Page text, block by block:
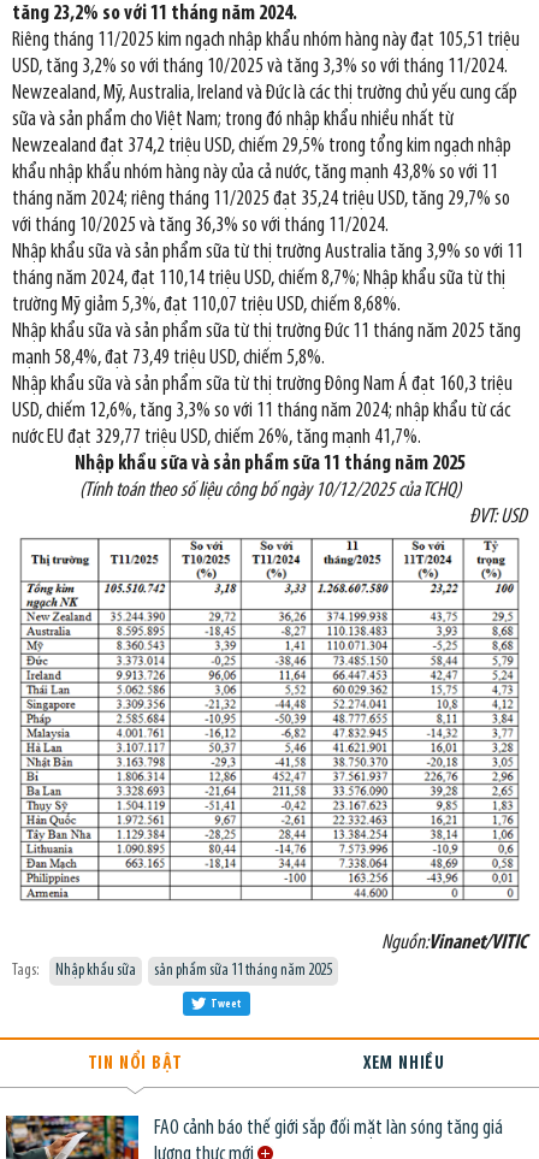
tăng 23,2% so với 11 tháng năm 2024.
Riêng tháng 11/2025 kim ngạch nhập khẩu nhóm hàng này đạt 105,51 triệu
USD, tăng 3,2% so với tháng 10/2025 và tăng 3,3% so với tháng 11/2024.
Newzealand, Mỹ, Australia, Ireland và Đức là các thị trường chủ yếu cung cấp
sữa và sản phẩm cho Việt Nam; trong đó nhập khẩu nhiều nhất từ
Newzealand đạt 374,2 triệu USD, chiếm 29,5% trong tổng kim ngạch nhập
khẩu nhập khẩu nhóm hàng này của cả nước, tăng mạnh 43,8% so với 11
tháng năm 2024; riêng tháng 11/2025 đạt 35,24 triệu USD, tăng 29,7% so
với tháng 10/2025 và tăng 36,3% so với tháng 11/2024.
Nhập khẩu sữa và sản phẩm sữa từ thị trường Australia tăng 3,9% so với 11
tháng năm 2024, đạt 110,14 triệu USD, chiếm 8,7%; Nhập khẩu sữa từ thị
trường Mỹ giảm 5,3%, đạt 110,07 triệu USD, chiếm 8,68%.
Nhập khẩu sữa và sản phẩm sữa từ thị trường Đức 11 tháng năm 2025 tăng
mạnh 58,4%, đạt 73,49 triệu USD, chiếm 5,8%.
Nhập khẩu sữa và sản phẩm sữa từ thị trường Đông Nam Á đạt 160,3 triệu
USD, chiếm 12,6%, tăng 3,3% so với 11 tháng năm 2024; nhập khẩu từ các
nước EU đạt 329,77 triệu USD, chiếm 26%, tăng mạnh 41,7%.
Nhập khẩu sữa và sản phẩm sữa 11 tháng năm 2025
(Tính toán theo số liệu công bố ngày 10/12/2025 của TCHQ)
ĐVT: USD
Nguồn:Vinanet/VITIC
Tags: Nhập khẩu sữa sản phẩm sữa 11 tháng năm 2025
Tweet
TIN NỔI BẬT XEM NHIỀU
FAO cảnh báo thế giới sắp đối mặt làn sóng tăng giá
lương thực mới